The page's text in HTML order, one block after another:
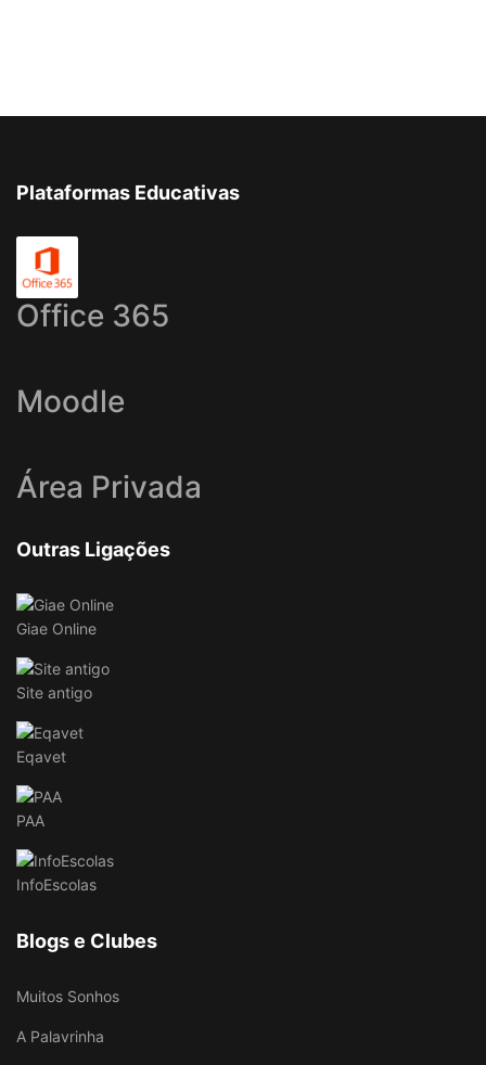
Plataformas Educativas
Office 365
Moodle
Área Privada
Outras Ligações
Giae Online
Site antigo
Eqavet
PAA
InfoEscolas
Blogs e Clubes
Muitos Sonhos
A Palavrinha